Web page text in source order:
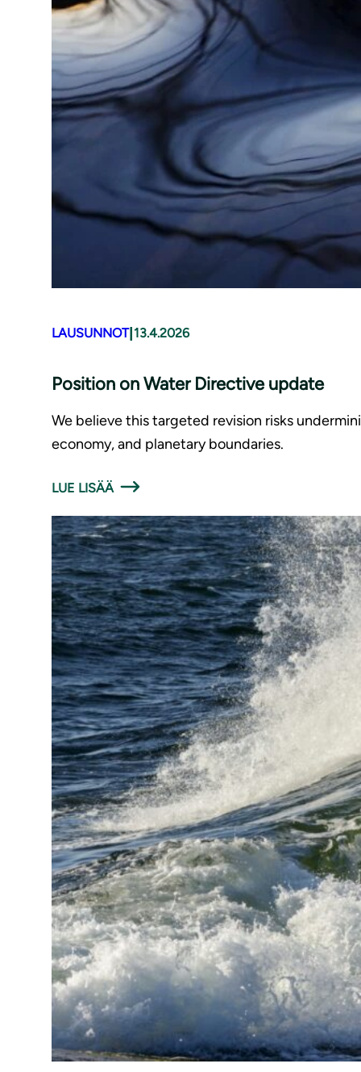
LAUSUNNOT| 13.4.2026
Position on Water Directive update
We believe this targeted revision risks
economy, and planetary boundaries.
LUE LISÄÄ